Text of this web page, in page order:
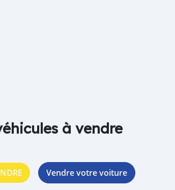
à vendre
Vendre votre voiture